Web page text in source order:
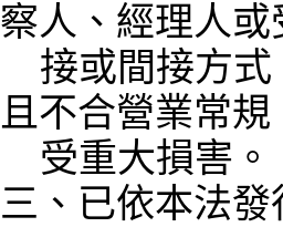
察人、經理人
且不合營業常
三、已依本法